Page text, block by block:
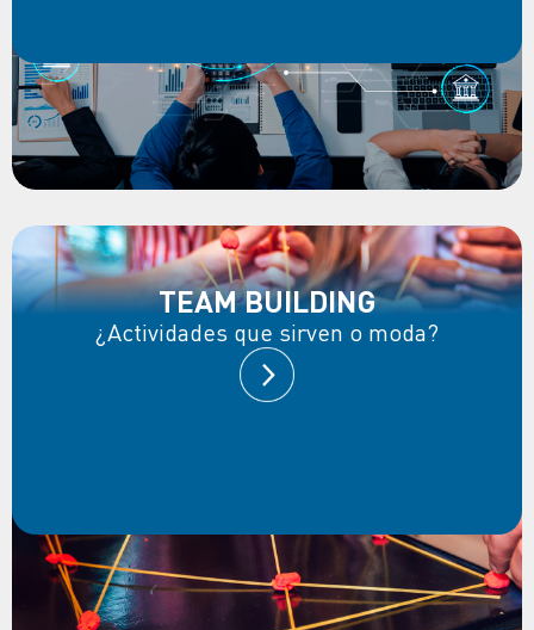
TEAM BUILDING
¿Actividades que sirven o moda?